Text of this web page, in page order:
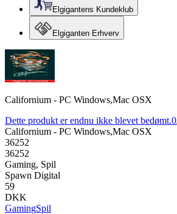
Elgigantens Kundeklub
Elgiganten Erhverv
Californium - PC Windows,Mac OSX
Dette produkt er endnu ikke blevet bedømt.0
Californium - PC Windows,Mac OSX
36252
36252
Gaming, Spil
Spawn Digital
59
DKK
GamingSpil